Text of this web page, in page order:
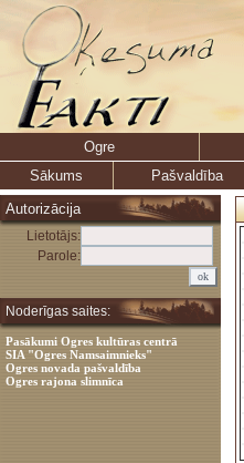
Ogre
Sākums
Pašvaldība
Autorizācija
Lietotājs:
Parole:
Noderīgas saites:
Pasākumi Ogres kultūras centrā
SIA "Ogres Namsaimnieks"
Ogres novada pašvaldība
Ogres rajona slimnīca